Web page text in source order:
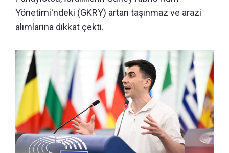
Yönetimi'ndeki (GKRY) artan taşınmaz ve arazi
alımlarına dikkat çekti.